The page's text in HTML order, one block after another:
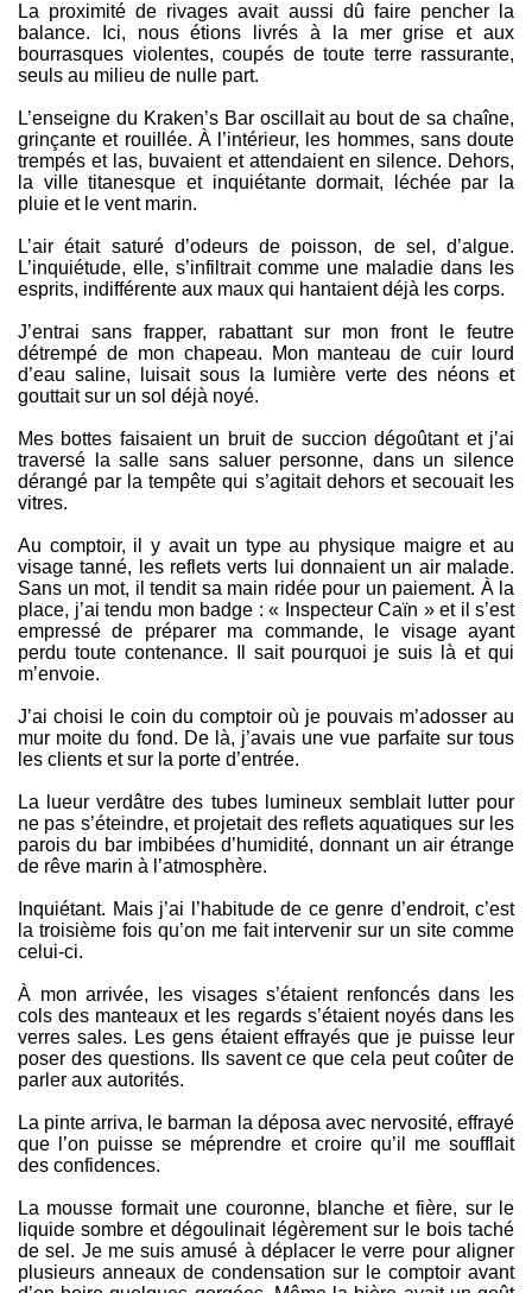
La proximité de rivages avait aussi dû faire pencher la
balance. Ici, nous étions livrés à la mer grise et aux
bourrasques violentes, coupés de toute terre rassurante,
seuls au milieu de nulle part.
L’enseigne du Kraken’s Bar oscillait au bout de sa chaîne,
grinçante et rouillée. À l’intérieur, les hommes, sans doute
trempés et las, buvaient et attendaient en silence. Dehors,
la ville titanesque et inquiétante dormait, léchée par la
pluie et le vent marin.
L’air était saturé d’odeurs de poisson, de sel, d’algue.
L’inquiétude, elle, s’infiltrait comme une maladie dans les
esprits, indifférente aux maux qui hantaient déjà les corps.
J’entrai sans frapper, rabattant sur mon front le feutre
détrempé de mon chapeau. Mon manteau de cuir lourd
d’eau saline, luisait sous la lumière verte des néons et
gouttait sur un sol déjà noyé.
Mes bottes faisaient un bruit de succion dégoûtant et j’ai
traversé la salle sans saluer personne, dans un silence
dérangé par la tempête qui s’agitait dehors et secouait les
vitres.
Au comptoir, il y avait un type au physique maigre et au
visage tanné, les reflets verts lui donnaient un air malade.
Sans un mot, il tendit sa main ridée pour un paiement. À la
place, j’ai tendu mon badge : « Inspecteur Caïn » et il s’est
empressé de préparer ma commande, le visage ayant
perdu toute contenance. Il sait pourquoi je suis là et qui
m’envoie.
J’ai choisi le coin du comptoir où je pouvais m’adosser au
mur moite du fond. De là, j’avais une vue parfaite sur tous
les clients et sur la porte d’entrée.
La lueur verdâtre des tubes lumineux semblait lutter pour
ne pas s’éteindre, et projetait des reflets aquatiques sur les
parois du bar imbibées d’humidité, donnant un air étrange
de rêve marin à l’atmosphère.
Inquiétant. Mais j’ai l’habitude de ce genre d’endroit, c’est
la troisième fois qu’on me fait intervenir sur un site comme
celui-ci.
À mon arrivée, les visages s’étaient renfoncés dans les
cols des manteaux et les regards s’étaient noyés dans les
verres sales. Les gens étaient effrayés que je puisse leur
poser des questions. Ils savent ce que cela peut coûter de
parler aux autorités.
La pinte arriva, le barman la déposa avec nervosité, effrayé
que l’on puisse se méprendre et croire qu’il me soufflait
des confidences.
La mousse formait une couronne, blanche et fière, sur le
liquide sombre et dégoulinait légèrement sur le bois taché
de sel. Je me suis amusé à déplacer le verre pour aligner
plusieurs anneaux de condensation sur le comptoir avant